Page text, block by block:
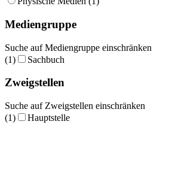
Mediengruppe
Suche auf Mediengruppe einschränken
(1)
Sachbuch
Zweigstellen
Suche auf Zweigstellen einschränken
(1)
Hauptstelle